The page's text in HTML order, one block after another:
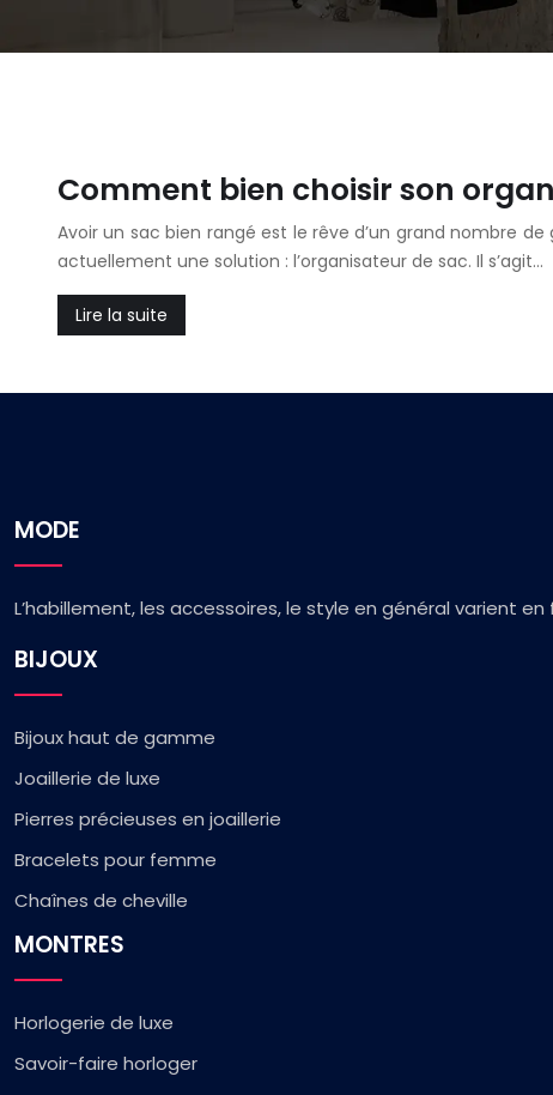
Comment bien choisir son
Avoir un sac bien rangé est le rêve d’un grand nombre
actuellement une solution : l’organisateur de sac. Il s’agit…
Lire la suite
MODE
L’habillement, les accessoires, le style en général varient
BIJOUX
Bijoux haut de gamme
Joaillerie de luxe
Pierres précieuses en joaillerie
Bracelets pour femme
Chaînes de cheville
MONTRES
Horlogerie de luxe
Savoir-faire horloger